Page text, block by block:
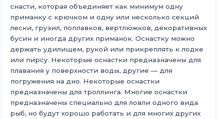
снасти, которая объединяет как минимум одну
приманку с крючком и одну или несколько секций
лески, грузил, поплавков, вертлюжков, декоративных
бусин и иногда других приманок. Оснастку можно
держать удилищем, рукой или прикреплять к лодке
или пирсу. Некоторые оснастки предназначены для
плавания у поверхности воды, другие — для
погружения на дно. Некоторые оснастки
предназначены для троллинга. Многие оснастки
предназначены специально для ловли одного вида
рыб, но будут хорошо работать и для многих других